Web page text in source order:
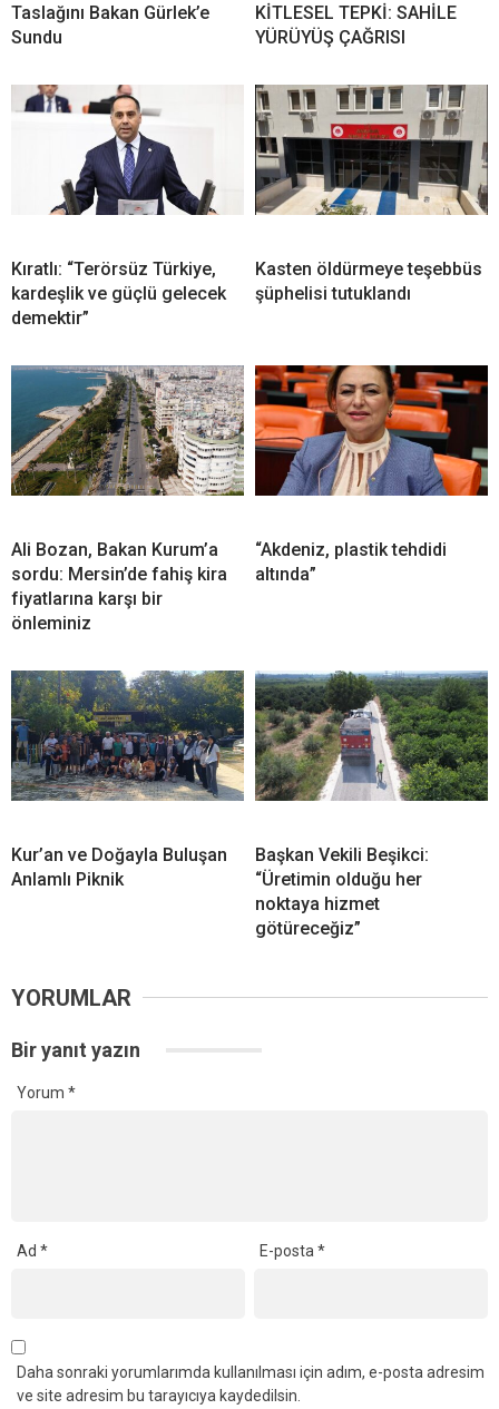
Taslağını Bakan Gürlek’e
Sundu
KİTLESEL TEPKİ: SAHİLE
YÜRÜYÜŞ ÇAĞRISI
Kıratlı: “Terörsüz Türkiye,
kardeşlik ve güçlü gelecek
demektir”
Kasten öldürmeye teşebbüs
şüphelisi tutuklandı
Ali Bozan, Bakan Kurum’a
sordu: Mersin’de fahiş kira
fiyatlarına karşı bir
önleminiz
“Akdeniz, plastik tehdidi
altında”
Kur’an ve Doğayla Buluşan
Anlamlı Piknik
Başkan Vekili Beşikci:
“Üretimin olduğu her
noktaya hizmet
götüreceğiz”
YORUMLAR
Bir yanıt yazın
Yorum *
Ad * E-posta*
Daha sonraki yorumlarımda kullanılması için adım, e-posta adresim
ve site adresim bu tarayıcıya kaydedilsin.